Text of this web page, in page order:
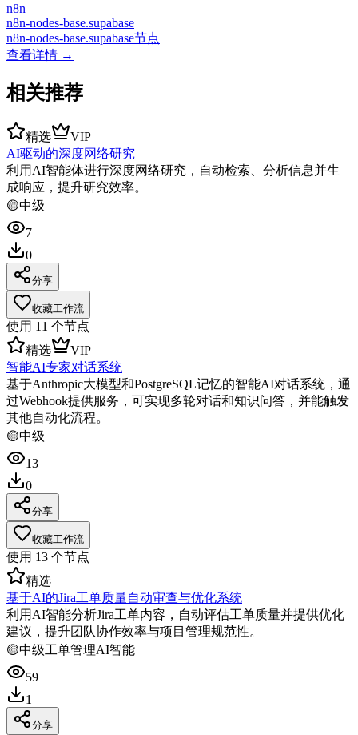
n8n
n8n-nodes-base.supabase
n8n-nodes-base.supabase节点
查看详情 →
相关推荐
精选
VIP
AI驱动的深度网络研究
利用AI智能体进行深度网络研究，自动检索、分析信息并生
成响应，提升研究效率。
🟡中级
7
0
分享
收藏工作流
使用 11 个节点
精选
VIP
智能AI专家对话系统
基于Anthropic大模型和PostgreSQL记忆的智能AI对话系统，通
过Webhook提供服务，可实现多轮对话和知识问答，并能触发
其他自动化流程。
🟡中级
13
0
分享
收藏工作流
使用 13 个节点
精选
基于AI的Jira工单质量自动审查与优化系统
利用AI智能分析Jira工单内容，自动评估工单质量并提供优化
建议，提升团队协作效率与项目管理规范性。
🟡中级工单管理AI智能
59
1
分享